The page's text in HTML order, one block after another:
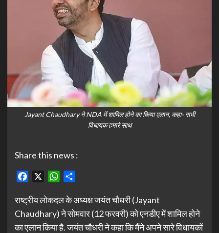
Jayant Chaudhary ने NDA में शामिल होने का किया एलान, कहा- सभी
विधायक हमारे साथ
Share this news :
Facebook WhatsApp
राष्ट्रीय लोकदल के अध्यक्ष जयंत चौधरी (Jayant
Chaudhary) ने सोमवार (12 फरवरी) को एनडीए में शामिल होने
का एलान किया है. जयंत चौधरी ने कहा कि मैंने अपने सारे विधायकों